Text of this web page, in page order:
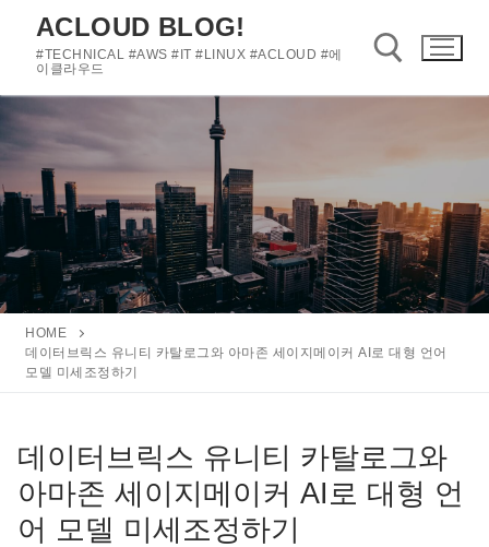
로
로
기
ACLOUD BLOG!
#TECHNICAL #AWS #IT #LINUX #ACLOUD #에
이클라우드
HOME
데이터브릭스 유니티 카탈로그와 아마존 세이지메이커 AI로 대형 언어
모델 미세조정하기
데이터브릭스 유니티 카탈로그와
아마존 세이지메이커 AI로 대형 언
어 모델 미세조정하기